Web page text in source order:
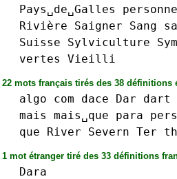
Pays␣de␣Galles
personne
Rivière
Saigner Sang
Suisse
Sylviculture
vertes
Vieilli
22 mots français tirés des 38 définitions
algo com dace Dar dart
mais
mais␣que para
que
River Severn Ter
1 mot étranger tiré des 33 définitions
Dara